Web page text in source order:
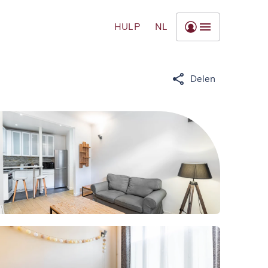
HULP NL
Delen